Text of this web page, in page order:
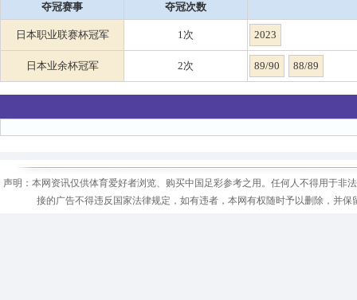
夺冠赛事 夺冠次数
日本职业联赛杯冠军 1次 2023
日本业余杯冠军 2次 89/90 88/89
声明：本网资讯仅供体育爱好者浏览、购买中国足彩参考之用。任何人不得用于
接的广告不得违反国家法律规定，如有违者，本网有权随时予以删除，并